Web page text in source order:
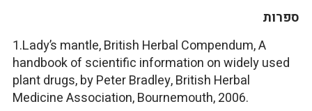
ספרות
1.Lady’s mantle, British Herbal Compendum, A
handbook of scientific information on widely used
plant drugs, by Peter Bradley, British Herbal
Medicine Association, Bournemouth, 2006.